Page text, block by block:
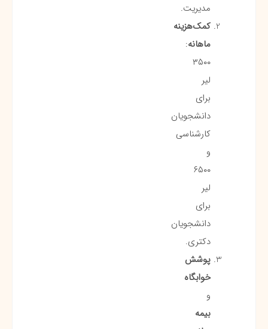
مدیریت.
کمک‌هزینه
ماهانه:
۳۵۰۰
لیر
برای
دانشجویان
کارشناسی
و
۶۵۰۰
لیر
برای
دانشجویان
دکتری.
پوشش
خوابگاه
و
بیمه‌